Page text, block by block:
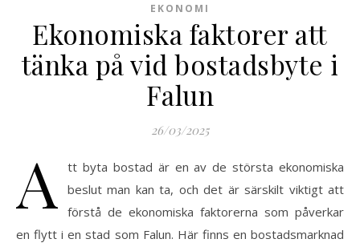
EKONOMI
Ekonomiska faktorer att
tänka på vid bostadsbyte i
Falun
26/03/2025
A
tt byta bostad är en av de största ekonomiska
beslut man kan ta, och det är särskilt viktigt att
förstå de ekonomiska faktorerna som påverkar
en flytt i en stad som Falun. Här finns en bostadsmarknad